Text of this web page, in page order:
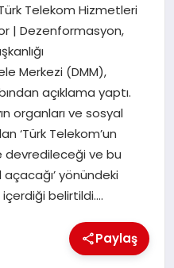
Türk Telekom Hizmetleri
| Dezenformasyon,
Merkezi (DMM),
açıklama yaptı.
organları ve sosyal
‘Türk Telekom’un
devredileceği ve bu
yönündeki
belirtildi….
Paylaş